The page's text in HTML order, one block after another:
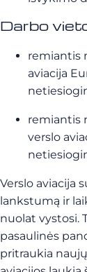
Darbo
remiantis
aviacija
remiantis
verslo
Verslo aviacija
lankstumą ir
nuolat vystosi.
pasaulinės
pritraukia